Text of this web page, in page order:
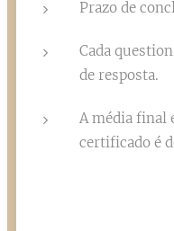
Prazo de
Cada
de resposta.
A média final
certificado é